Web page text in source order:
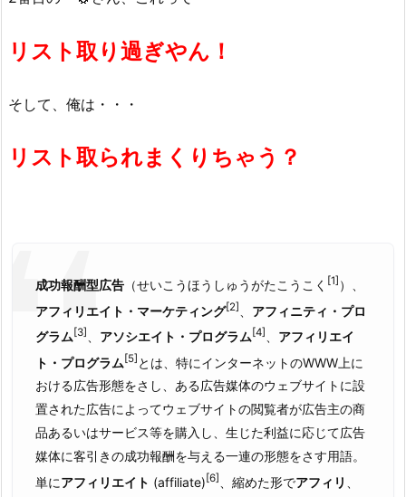
リスト取り過ぎやん！
そして、俺は・・・
リスト取られまくりちゃう？
成功報酬型広告 （せいこうほうしゅうがたこうこく [1] ）、
アフィリエイト・マーケティング[2]
アフィニティ・プロ
グラム [3] アソシエイト・プログラム [4]
アフィリエイ
ト・プログラム[5] とは、特にインターネットのWWW上に
おける広告形態をさし、ある広告媒体のウェブサイトに設
置された広告によってウェブサイトの閲覧者が広告主の商
品あるいはサービス等を購入し、生じた利益に応じて広告
媒体に客引きの成功報酬を与える一連の形態をさす用語。
単にアフィリエイト (affiliate) [6] 、縮めた形でアフィリ